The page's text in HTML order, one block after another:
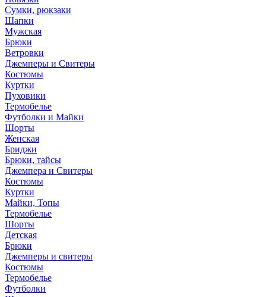
Сумки, рюкзаки
Шапки
Мужская
Брюки
Ветровки
Джемперы и Свитеры
Костюмы
Куртки
Пуховики
Термобелье
Футболки и Майки
Шорты
Женская
Бриджи
Брюки, тайсы
Джемпера и Свитеры
Костюмы
Куртки
Майки, Топы
Термобелье
Шорты
Детская
Брюки
Джемперы и свитеры
Костюмы
Термобелье
Футболки